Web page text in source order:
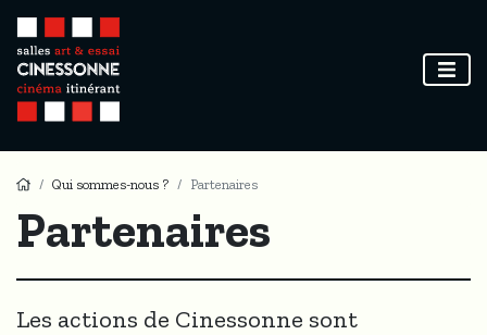
Qui sommes-nous ? Partenaires
Partenaires
Les actions de Cinessonne sont